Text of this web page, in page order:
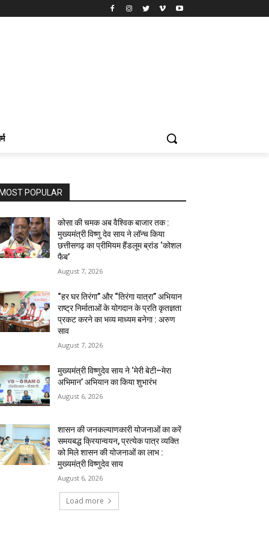
POPULAR
कोसा की चमक अब वैश्विक बाजार तक :
मुख्यमंत्री विष्णु देव साय ने लॉन्च किया
छत्तीसगढ़ का प्रीमियम हैंडलूम ब्रांड ‘कोशल
फैब’
August 7, 2026
“हर घर तिरंगा” और “तिरंगा यात्रा” अभियान
राष्ट्र निर्माताओं के योगदान के प्रति कृतज्ञता
प्रकट करने का भव्य माध्यम बनेगा : अरुण
साव
August 7, 2026
मुख्यमंत्री विष्णुदेव साय ने ‘मेरी बेटी–मेरा
अभिमान’ अभियान का किया शुभारंभ
August 6, 2026
शासन की जनकल्याणकारी योजनाओं का करें
समयबद्ध क्रियान्वयन, प्रत्येक पात्र व्यक्ति
को मिले शासन की योजनाओं का लाभ :
मुख्यमंत्री विष्णुदेव साय
August 6, 2026
Load more